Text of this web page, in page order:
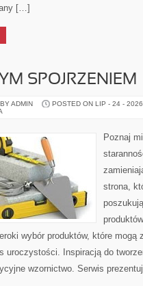
[…]
SPOJRZENIEM
ADMIN POSTED ON LIP - 24 - 2026
Poznaj
strona,
wybór produktów, które
uroczystości. Inspiracją do
wzornictwo. Serwis